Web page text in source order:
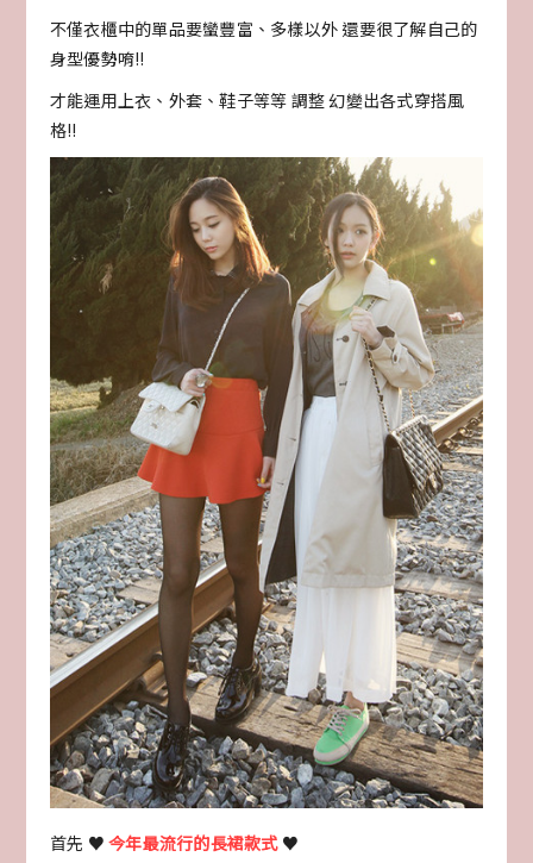
不僅衣櫃中的單品要蠻豐富、多樣以外 還要很了解自己的
身型優勢唷!!
才能運用上衣、外套、鞋子等等 調整 幻變出各式穿搭風
格!!
首先 ♥今年最流行的長裙款式 ♥